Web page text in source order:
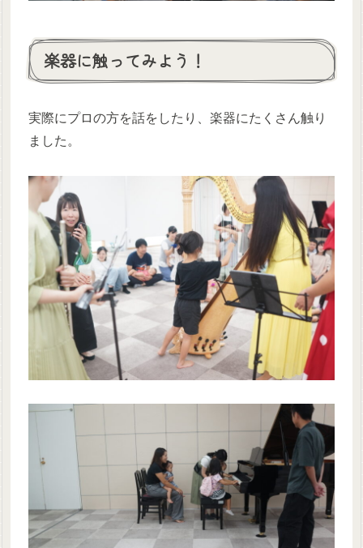
楽器に触ってみよう！
実際にプロの方を話をしたり、楽器にたくさん触り
ました。